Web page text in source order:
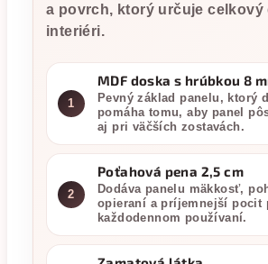
a povrch, ktorý určuje celkový
interiéri.
1
MDF doska s hrúbkou 8
Pevný základ panelu, ktorý
pomáha tomu, aby panel
aj pri väčších zostavách.
2
Poťahová pena 2,5 cm
Dodáva panelu mäkkosť,
opieraní a príjemnejší pocit
každodennom používaní.